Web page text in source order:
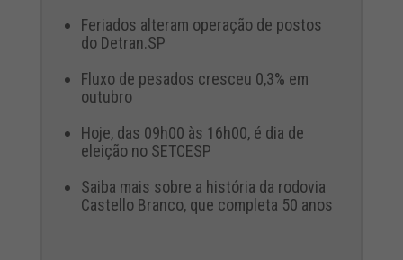
Feriados alteram operação de postos
do Detran.SP
Fluxo de pesados cresceu 0,3% em
outubro
Hoje, das 09h00 às 16h00, é dia de
eleição no SETCESP
Saiba mais sobre a história da rodovia
Castello Branco, que completa 50 anos